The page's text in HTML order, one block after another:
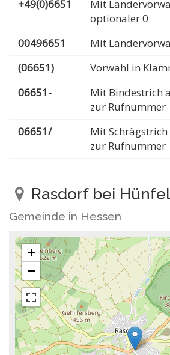
+49(0)6651
Mit
optionaler 0
00496651
Mit
(06651)
Vorwahl in
06651-
Mit Bindestrich
zur Rufnummer
06651/
Mit
zur Rufnummer
Rasdorf bei
Gemeinde in Hessen
+
−